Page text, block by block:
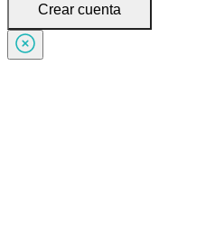
Crear cuenta